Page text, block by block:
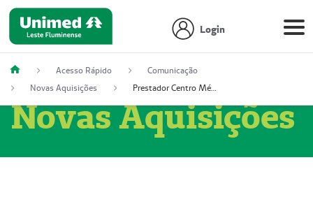
Login
Acesso Rápido
Comunicação
Novas Aquisições
Prestador Centro Médico Vitória Ltda, 51004350-4: Centro Médico Vitória Ltda (Nome Fantasia: Policlínica Master)
Novas Aquisições